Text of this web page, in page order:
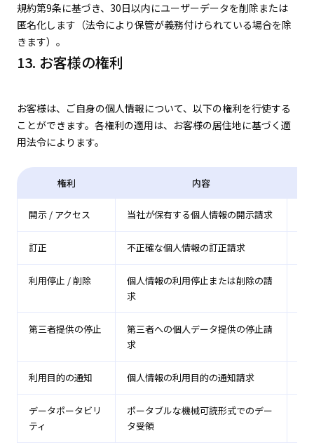
規約第9条に基づき、30日以内にユーザーデータを削除または
匿名化します（法令により保管が義務付けられている場合を除
きます）。
13. お客様の権利
お客様は、ご自身の個人情報について、以下の権利を行使する
ことができます。各権利の適用は、お客様の居住地に基づく適
用法令によります。
権利 内容
開示 / アクセス 当社が保有する個人情報の開示請求
訂正 不正確な個人情報の訂正請求
利用停止 / 削除
個人情報の利用停止または削除の請
求
第三者提供の停止
第三者への個人データ提供の停止請
求
利用目的の通知 個人情報の利用目的の通知請求
データポータビリ
ティ
ポータブルな機械可読形式でのデー
タ受領